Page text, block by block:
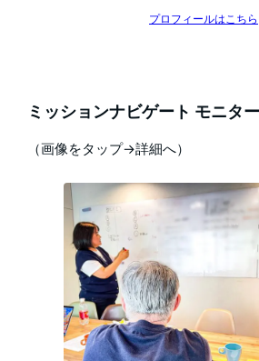
プロフィールはこちら
ミッションナビゲート モニター
（画像をタップ→詳細へ）